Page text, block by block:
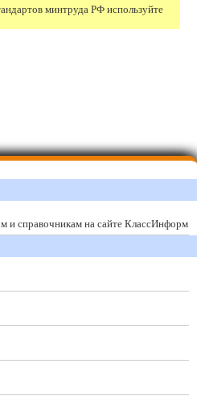
минтруда РФ используйте
и справочникам на сайте КлассИнформ